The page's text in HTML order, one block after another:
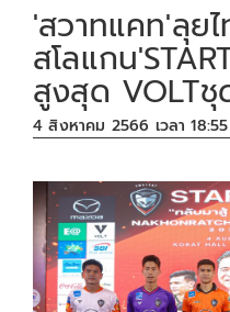
'สวาทแคท'ลุย
สโลแกน
สูงสุด VOLTชุ
4 สิงหาคม 2566 เวลา